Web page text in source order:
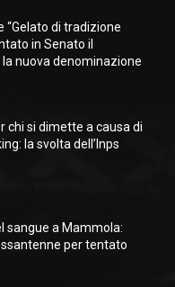
“Gelato di tradizione
in Senato il
nuova denominazione
chi si dimette a causa di
la svolta dell’Inps
sangue a Mammola:
per tentato